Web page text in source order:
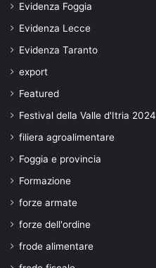
Evidenza Foggia
Evidenza Lecce
Evidenza Taranto
export
Featured
Festival della Valle d'Itria 2024
filiera agroalimentare
Foggia e provincia
Formazione
forze armate
forze dell'ordine
frode alimentare